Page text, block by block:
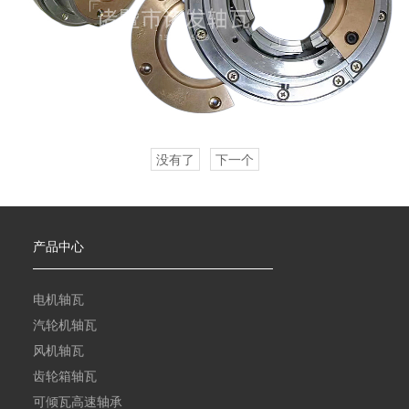
没有了 下一个
产品中心
电机轴瓦
汽轮机轴瓦
风机轴瓦
齿轮箱轴瓦
可倾瓦高速轴承